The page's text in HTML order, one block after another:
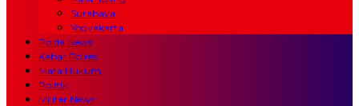
Surabaya
Yogyakarta
Polda News
Kabar Polres
Mata Hukum
Politik
Militer News